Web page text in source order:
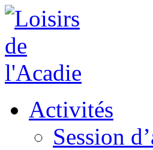
Activités
Session